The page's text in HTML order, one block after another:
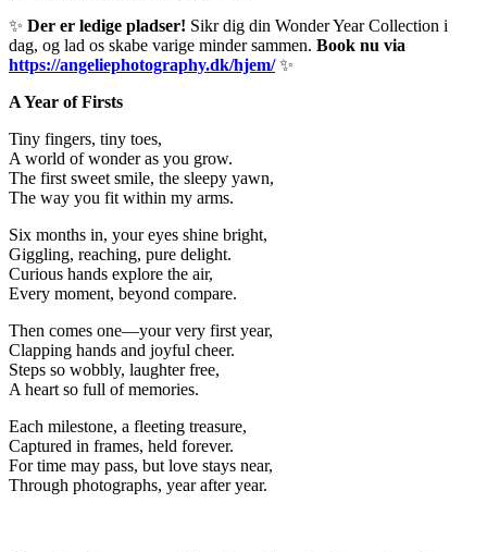
✨ Der er ledige pladser! Sikr dig din Wonder Year Collection i
dag, og lad os skabe varige minder sammen. Book nu via
https://angeliephotography.dk/hjem/✨
A Year of Firsts
Tiny fingers, tiny toes,
A world of wonder as you grow.
The first sweet smile, the sleepy yawn,
The way you fit within my arms.
Six months in, your eyes shine bright,
Giggling, reaching, pure delight.
Curious hands explore the air,
Every moment, beyond compare.
Then comes one—your very first year,
Clapping hands and joyful cheer.
Steps so wobbly, laughter free,
A heart so full of memories.
Each milestone, a fleeting treasure,
Captured in frames, held forever.
For time may pass, but love stays near,
Through photographs, year after year.